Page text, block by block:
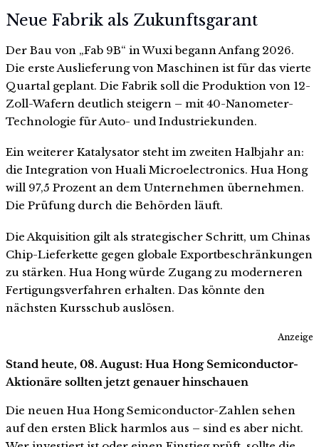
Neue Fabrik als Zukunftsgarant
Der Bau von „Fab 9B“ in Wuxi begann Anfang 2026.
Die erste Auslieferung von Maschinen ist für das vierte
Quartal geplant. Die Fabrik soll die Produktion von 12-
Zoll-Wafern deutlich steigern – mit 40-Nanometer-
Technologie für Auto- und Industriekunden.
Ein weiterer Katalysator steht im zweiten Halbjahr an:
die Integration von Huali Microelectronics. Hua Hong
will 97,5 Prozent an dem Unternehmen übernehmen.
Die Prüfung durch die Behörden läuft.
Die Akquisition gilt als strategischer Schritt, um Chinas
Chip-Lieferkette gegen globale Exportbeschränkungen
zu stärken. Hua Hong würde Zugang zu moderneren
Fertigungsverfahren erhalten. Das könnte den
nächsten Kursschub auslösen.
Anzeige
Stand heute, 08. August: Hua Hong Semiconductor-
Aktionäre sollten jetzt genauer hinschauen
Die neuen Hua Hong Semiconductor-Zahlen sehen
auf den ersten Blick harmlos aus – sind es aber nicht.